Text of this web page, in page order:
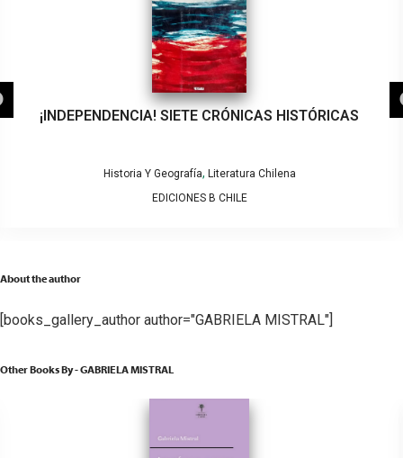
¡INDEPENDENCIA! SIETE CRÓNICAS HISTÓRICAS
Historia Y Geografía, Literatura Chilena
EDICIONES B CHILE
About the author
[books_gallery_author author="GABRIELA MISTRAL"]
Other Books By - GABRIELA MISTRAL